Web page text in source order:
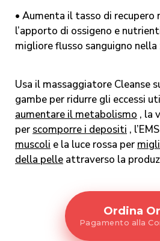
• Aumenta il tasso di recupero
l’apporto di ossigeno e
migliore flusso sanguigno
Usa il massaggiatore Cleanse
gambe per ridurre gli eccessi
aumentare il metabolismo , la
per scomporre i depositi ,
muscoli e la luce rossa per
della pelle attraverso la
Ordina
Pagamento alla